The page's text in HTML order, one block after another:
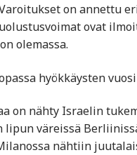
on annettu
ovat
olemassa.
hyökkäysten
on nähty Israelin
väreissä
nähtiin